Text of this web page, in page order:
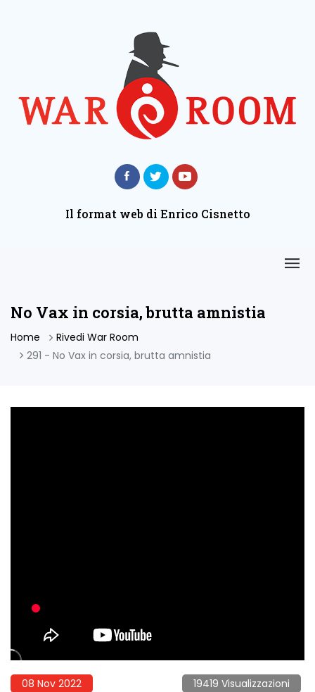
Il format web di Enrico Cisnetto
No Vax in corsia, brutta amnistia
Home
Rivedi War Room
291 - No Vax in corsia, brutta amnistia
08 Nov 2022 19419 Visualizzazioni